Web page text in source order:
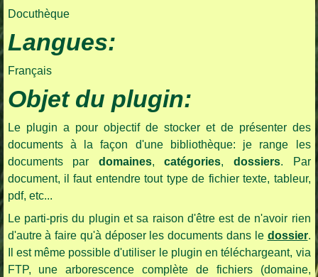
Docuthèque
Langues:
Français
Objet du plugin:
Le plugin a pour objectif de stocker et de présenter des
documents à la façon d'une bibliothèque: je range les
documents par domaines,catégories, dossiers. Par
document, il faut entendre tout type de fichier texte, tableur,
pdf, etc...
Le parti-pris du plugin et sa raison d'être est de n'avoir rien
d'autre à faire qu'à déposer les documents dans le dossier.
Il est même possible d'utiliser le plugin en téléchargeant, via
FTP, une arborescence complète de fichiers (domaine,